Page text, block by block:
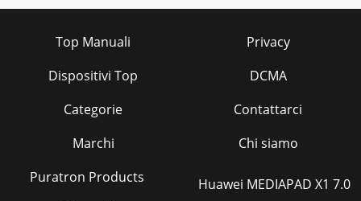
Top Manuali
Dispositivi Top
Categorie
Marchi
Privacy
DCMA
Contattarci
Chi siamo
Puratron Products
Huawei MEDIAPAD X1 7.0